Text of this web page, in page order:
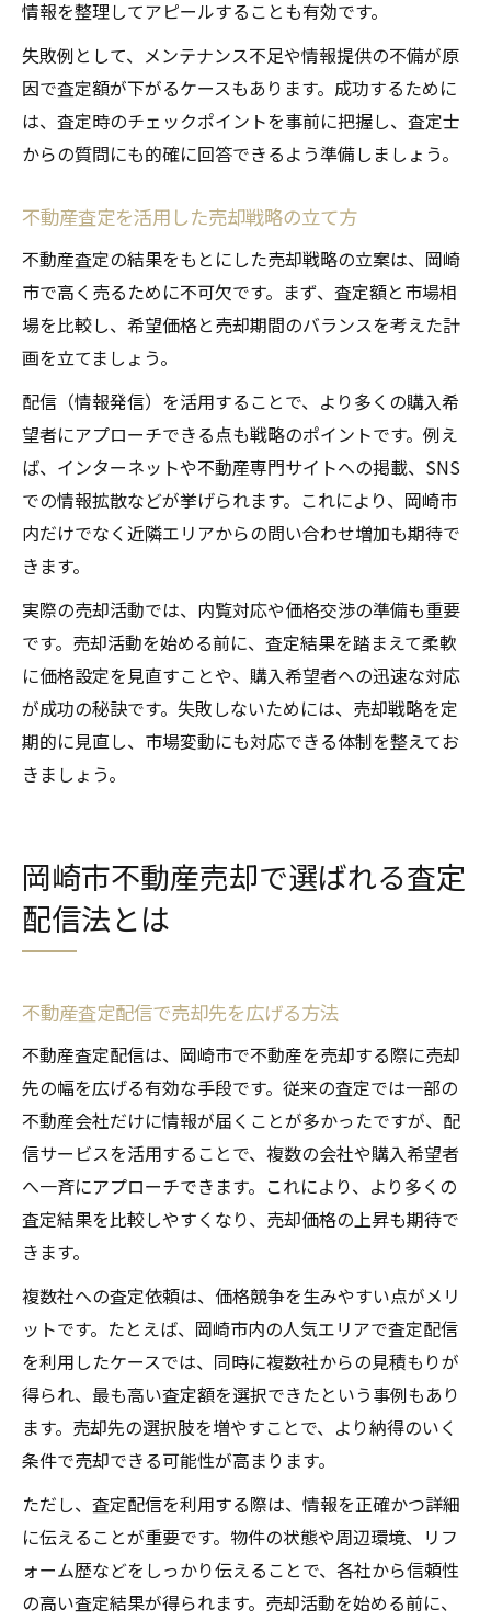
情報を整理してアピールすることも有効です。
失敗例として、メンテナンス不足や情報提供の不備が原
因で査定額が下がるケースもあります。成功するために
は、査定時のチェックポイントを事前に把握し、査定士
からの質問にも的確に回答できるよう準備しましょう。
不動産査定を活用した売却戦略の立て方
不動産査定の結果をもとにした売却戦略の立案は、岡崎
市で高く売るために不可欠です。まず、査定額と市場相
場を比較し、希望価格と売却期間のバランスを考えた計
画を立てましょう。
配信（情報発信）を活用することで、より多くの購入希
望者にアプローチできる点も戦略のポイントです。例え
ば、インターネットや不動産専門サイトへの掲載、SNS
での情報拡散などが挙げられます。これにより、岡崎市
内だけでなく近隣エリアからの問い合わせ増加も期待で
きます。
実際の売却活動では、内覧対応や価格交渉の準備も重要
です。売却活動を始める前に、査定結果を踏まえて柔軟
に価格設定を見直すことや、購入希望者への迅速な対応
が成功の秘訣です。失敗しないためには、売却戦略を定
期的に見直し、市場変動にも対応できる体制を整えてお
きましょう。
岡崎市不動産売却で選ばれる査定
配信法とは
不動産査定配信で売却先を広げる方法
不動産査定配信は、岡崎市で不動産を売却する際に売却
先の幅を広げる有効な手段です。従来の査定では一部の
不動産会社だけに情報が届くことが多かったですが、配
信サービスを活用することで、複数の会社や購入希望者
へ一斉にアプローチできます。これにより、より多くの
査定結果を比較しやすくなり、売却価格の上昇も期待で
きます。
複数社への査定依頼は、価格競争を生みやすい点がメリ
ットです。たとえば、岡崎市内の人気エリアで査定配信
を利用したケースでは、同時に複数社からの見積もりが
得られ、最も高い査定額を選択できたという事例もあり
ます。売却先の選択肢を増やすことで、より納得のいく
条件で売却できる可能性が高まります。
ただし、査定配信を利用する際は、情報を正確かつ詳細
に伝えることが重要です。物件の状態や周辺環境、リフ
ォーム歴などをしっかり伝えることで、各社から信頼性
の高い査定結果が得られます。売却活動を始める前に、